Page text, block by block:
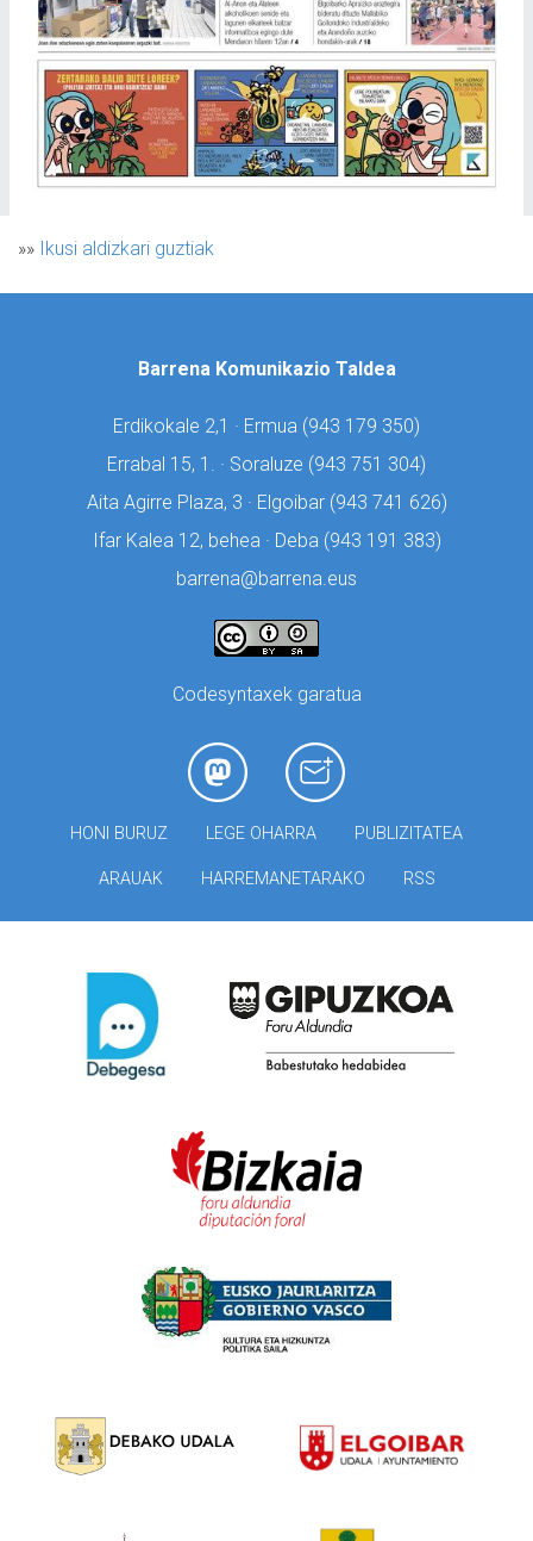
»» Ikusi aldizkari guztiak
Barrena Komunikazio Taldea
Erdikokale 2,1 · Ermua (943 179 350)
Errabal 15, 1. · Soraluze (943 751 304)
Aita Agirre Plaza, 3 · Elgoibar (943 741 626)
Ifar Kalea 12, behea · Deba (943 191 383)
barrena@barrena.eus
Codesyntaxek garatua
HONI BURUZ LEGE OHARRA PUBLIZITATEA
ARAUAK HARREMANETARAKO RSS